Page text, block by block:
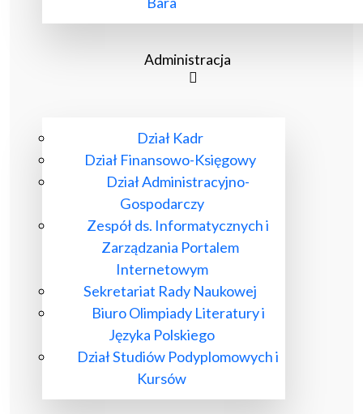
Administracja
Dział Kadr
Dział Finansowo-Księgowy
Dział Administracyjno-
Gospodarczy
Zespół ds. Informatycznych i
Zarządzania Portalem
Internetowym
Sekretariat Rady Naukowej
Biuro Olimpiady Literatury i
Języka Polskiego
Dział Studiów Podyplomowych i
Kursów